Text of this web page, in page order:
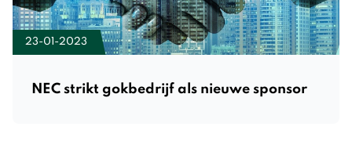
23-01-2023
NEC strikt gokbedrijf als nieuwe sponsor